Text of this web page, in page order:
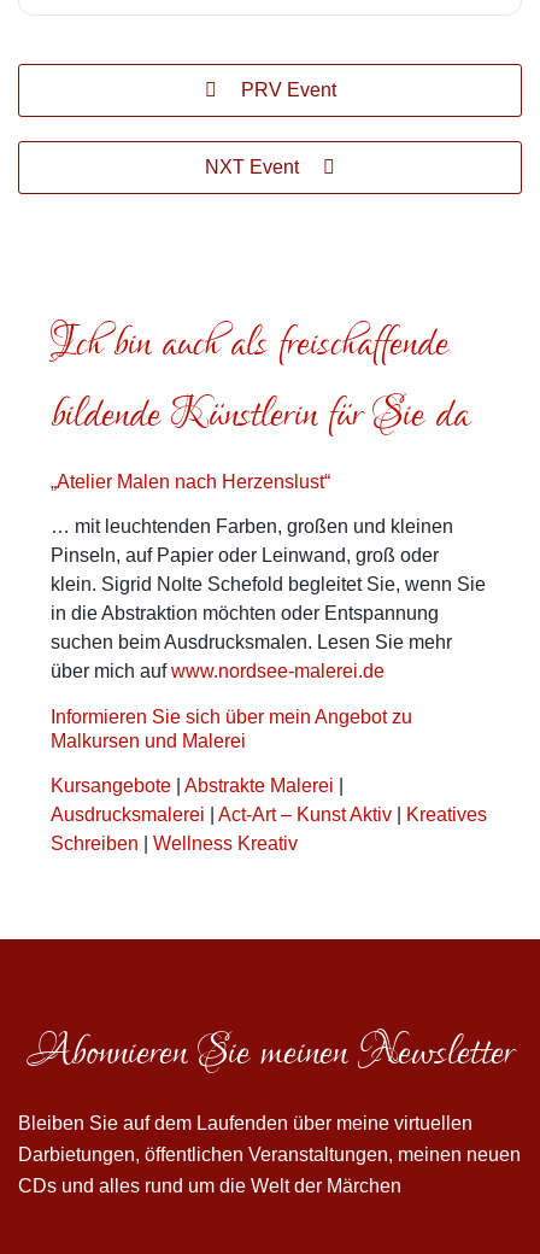
PRV Event
NXT Event
Ich bin auch als freischaffende
bildende Künstlerin für Sie da
„Atelier Malen nach Herzenslust“
… mit leuchtenden Farben, großen und kleinen
Pinseln, auf Papier oder Leinwand, groß oder
klein. Sigrid Nolte Schefold begleitet Sie, wenn Sie
in die Abstraktion möchten oder Entspannung
suchen beim Ausdrucksmalen. Lesen Sie mehr
über mich aufwww.nordsee-malerei.de
Informieren Sie sich über mein Angebot zu
Malkursen und Malerei
Kursangebote |Abstrakte Malerei |
Ausdrucksmalerei |Act-Art – Kunst Aktiv | Kreatives
Schreiben |Wellness Kreativ
Abonnieren Sie meinen Newsletter
Bleiben Sie auf dem Laufenden über meine virtuellen
Darbietungen, öffentlichen Veranstaltungen, meinen neuen
CDs und alles rund um die Welt der Märchen